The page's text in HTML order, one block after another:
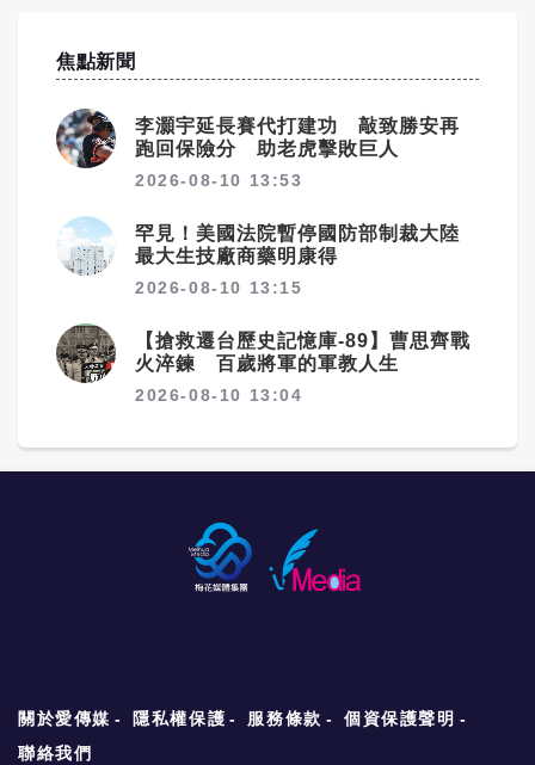
焦點新聞
李灝宇延長賽代打建功 敲致勝安再
跑回保險分 助老虎擊敗巨人
2026-08-10 13:53
罕見！美國法院暫停國防部制裁大陸
最大生技廠商藥明康得
2026-08-10 13:15
【搶救遷台歷史記憶庫-89】曹思齊戰
火淬鍊 百歲將軍的軍教人生
2026-08-10 13:04
關於愛傳媒 隱私權保護 服務條款
個資保護聲明
聯絡我們